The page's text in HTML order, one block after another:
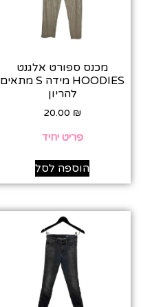
מכנס ספורט אלגנט
HOODIES מידה S מתאים
להריון
20.00 ₪
פריט יחיד
הוספה לסל